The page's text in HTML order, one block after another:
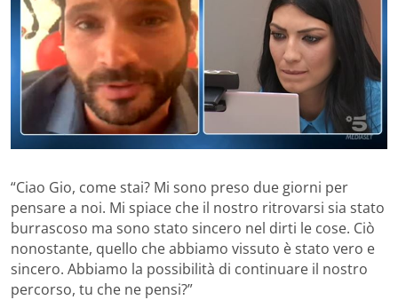
“Ciao Gio, come stai? Mi sono preso due giorni per
pensare a noi. Mi spiace che il nostro ritrovarsi sia stato
burrascoso ma sono stato sincero nel dirti le cose. Ciò
nonostante, quello che abbiamo vissuto è stato vero e
sincero. Abbiamo la possibilità di continuare il nostro
percorso, tu che ne pensi?”